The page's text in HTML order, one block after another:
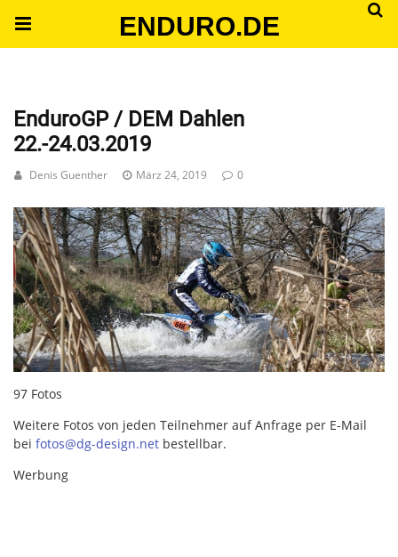
ENDURO.DE
EnduroGP / DEM Dahlen
22.-24.03.2019
Denis Guenther März 24, 2019 0
97 Fotos
Weitere Fotos von jeden Teilnehmer auf Anfrage per E-Mail
bei fotos@dg-design.net bestellbar.
Werbung